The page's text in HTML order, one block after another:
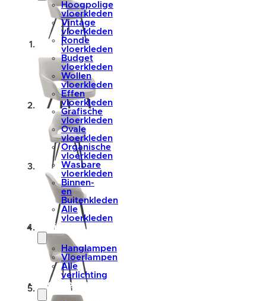
Hoogpolige
vloerkleden
Vintage
vloerkleden
Ronde
vloerkleden
Budget
vloerkleden
Wollen
vloerkleden
Effen
vloerkleden
Grafische
vloerkleden
Ovale
vloerkleden
Organische
vloerkleden
Wasbare
vloerkleden
Binnen-
en
Buitenkleden
Alle
vloerkleden
verlichting
Hanglampen
Vloerlampen
Alle
verlichting
accessoires